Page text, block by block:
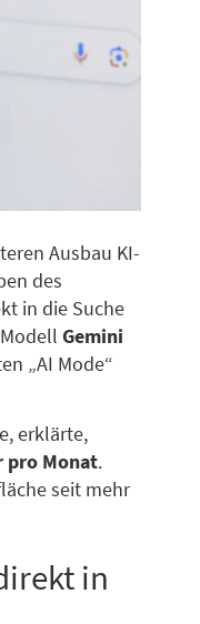
Ausbau KI-
des
in die Suche
Gemini
„AI Mode“
erklärte,
pro Monat.
seit mehr
in